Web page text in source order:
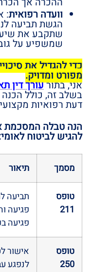
וועדה רפואית:
הגשת תביעה
שתקבע את
שמשפיע על
כדי להגדיל את
מפורט ומדויק.
אני, בתורעורך דין
בשלב זה, כולל הכנה
דעת רפואיות
הנה טבלה המסכמת
להגיש לביטוח
מסמך תיאור
טופס
211
תביעה
פגיעה
פגיעה
טופס
250
אישור
לנפגע